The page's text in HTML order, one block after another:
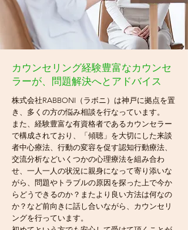
カウンセリング経験豊富なカウンセ
ラーが、問題解決へとアドバイス
株式会社RABBONI（ラボニ）は神戸に拠点を置
き、多くの方の悩み相談を行なっています。
また、経験豊富な有資格者であるカウンセラー
で構成されており、「傾聴」を大切にした来談
者中心療法、行動の変容を促す認知行動療法、
交流分析などいくつかの心理療法を組み合わ
せ、一人一人の状況に親身になって寄り添いな
がら、問題やトラブルの原因を探った上で今か
らどうできるのか？またより良い方法は何なの
か？など前向きに話し合いながら、カウンセリ
ングを行っています。